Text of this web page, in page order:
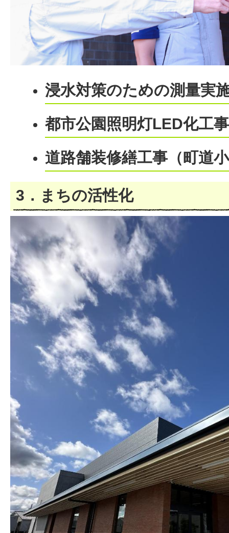
浸水対策のための測量実
都市公園照明灯LED化工事
道路舗装修繕工事（町道
3．まちの活性化